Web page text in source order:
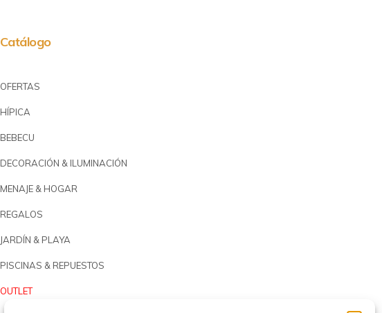
Catálogo
OFERTAS
HÍPICA
BEBECU
DECORACIÓN & ILUMINACIÓN
MENAJE & HOGAR
REGALOS
JARDÍN & PLAYA
PISCINAS & REPUESTOS
OUTLET